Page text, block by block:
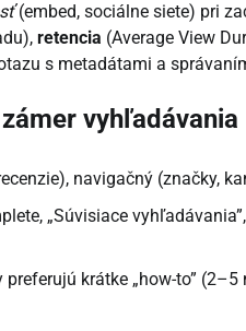
(embed, sociálne siete) pri
retencia (Average View
s metadátami a
vyhľadávania
navigačný (značky,
„Súvisiace
preferujú krátke „how-to”